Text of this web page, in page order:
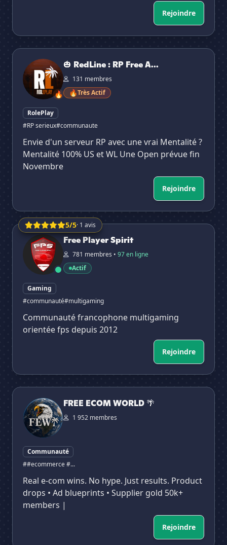
Rejoindre
🎃 RedLine : RP Free Access 🎃
🔥
🎃 RedLine : RP Free A...
131 membres
🔥Très Actif
RolePlay
#RP serieux#communaute
Envie d'un serveur RP avec une vrai Mentalité ?
Mentalité 100% US et WL Une Open prévue fin
Novembre
Rejoindre
5/5· 1 avis
Free Player Spirit
Free Player Spirit
781 membres • 97 en ligne
Actif
Gaming
#communauté#multigaming
Communauté francophone multigaming
orientée fps depuis 2012
Rejoindre
FREE ECOM WORLD 🌴
FREE ECOM WORLD 🌴
1 952 membres
Communauté
##ecommerce #...
Real e-com wins. No hype. Just results. Product
drops • Ad blueprints • Supplier gold 50k+
members |
Rejoindre